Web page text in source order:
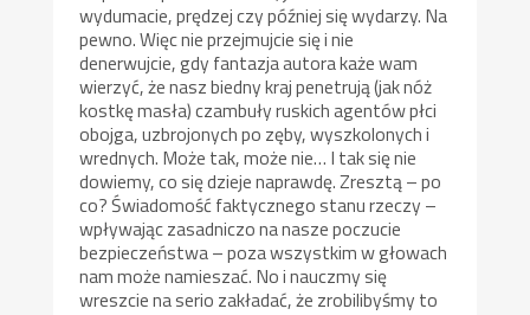
wydumacie, prędzej czy później się wydarzy. Na
pewno. Więc nie przejmujcie się i nie
denerwujcie, gdy fantazja autora każe wam
wierzyć, że nasz biedny kraj penetrują (jak nóż
kostkę masła) czambuły ruskich agentów płci
obojga, uzbrojonych po zęby, wyszkolonych i
wrednych. Może tak, może nie… I tak się nie
dowiemy, co się dzieje naprawdę. Zresztą – po
co? Świadomość faktycznego stanu rzeczy –
wpływając zasadniczo na nasze poczucie
bezpieczeństwa – poza wszystkim w głowach
nam może namieszać. No i nauczmy się
wreszcie na serio zakładać, że zrobilibyśmy to